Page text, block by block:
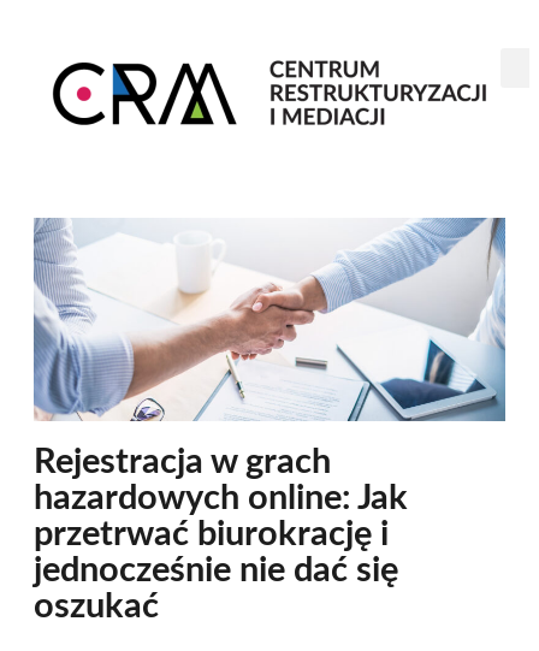
Rejestracja w grach
hazardowych online: Jak
przetrwać biurokrację i
jednocześnie nie dać się
oszukać